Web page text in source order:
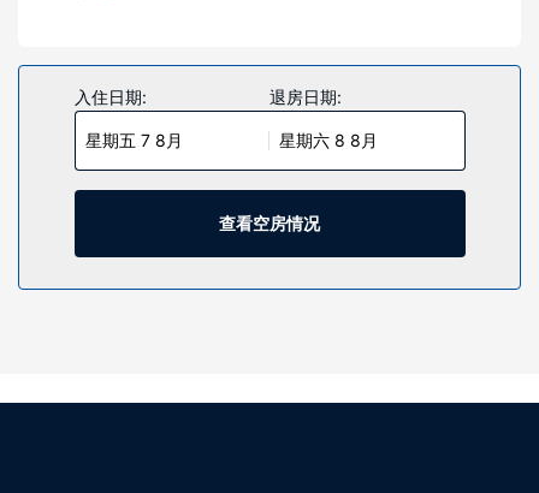
频道可满足您的娱乐需求。配备淋浴/盆浴组合的私人浴室提供
免费洗浴用品和吹风机。
一定要享受一下健身俱乐部、室内游泳池和热水浴缸等度假设
施。此酒店的其他特色包括免费 WiFi、礼宾服务和婚庆服务。
您可以到酒店的Cast Iron Grill餐厅享用晚餐。此外还可以去咖
啡馆用餐，或者待在房间里，享受部分时段客房送餐服务。您
其他设施
入住日期:
星期五 7 8月
退房日期:
星期六 8 8月
查看空房情况